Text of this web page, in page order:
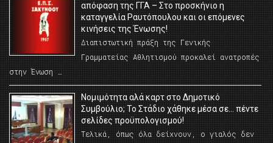
απόφαση της ΓΓΑ – Στο προσκήνιο η
καταγγελία Ραυτόπουλου και οι επόμενες
κινήσεις της Ένωσης!
Διαπιστωτική πράξη της Γενικής
Γραμματείας Αθλητισμού προκαλεί ανατροπές
στην Ένωση …
Νομιμότητα αλά καρτ στο Δημοτικό
Συμβούλιο; Το Στάδιο χάθηκε μέσα σε… πέντε
σελίδες προϋπολογισμού!
Τελικά, όπως όλα δείχνουν, ο γιαλός δεν